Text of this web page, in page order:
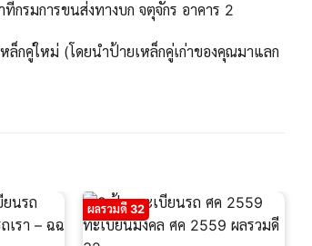
กรมการขนส่งทางบก จตุจักร อาคาร 2
กคู่ใหม่ (โดยนำป้ายเหล็กคู่เก่าของคุณมาแลก
ผลรวมดี 32